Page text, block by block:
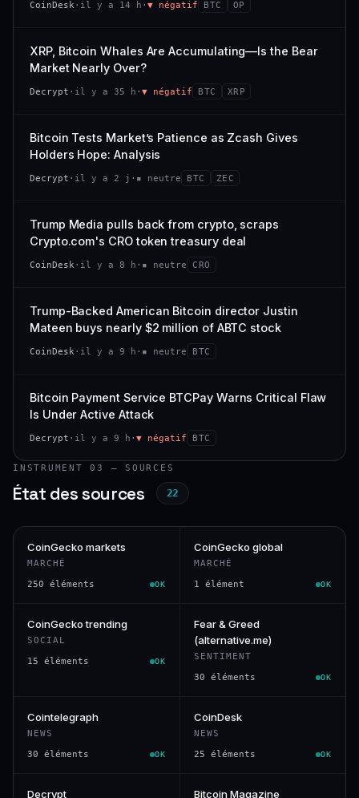
−0,1 % +0,1 %
−0,1 % #29
CONFIANCE
477 M$ 1 464 $
+0,6 % −3,6 %
−94,7 % #102
CONFIANCE
CoinDesk · il y a 14 h · ▼ négatif BTC OP
XRP, Bitcoin Whales Are Accumulating—Is the Bear
Market Nearly Over?
Decrypt · il y a 35 h · ▼ négatif BTC XRP
Bitcoin Tests Market’s Patience as Zcash Gives
Holders Hope: Analysis
Decrypt · il y a 2 j · ▪ neutre BTC ZEC
Trump Media pulls back from crypto, scraps
Crypto.com's CRO token treasury deal
CoinDesk · il y a 8 h · ▪ neutre CRO
Trump-Backed American Bitcoin director Justin
Mateen buys nearly $2 million of ABTC stock
CoinDesk · il y a 9 h · ▪ neutre BTC
Bitcoin Payment Service BTCPay Warns Critical Flaw
Is Under Active Attack
Decrypt · il y a 9 h · ▼ négatif BTC
INSTRUMENT 03 — SOURCES
État des sources 22
CoinGecko markets
MARCHÉ
250 éléments OK
CoinGecko global
MARCHÉ
1 élément OK
CoinGecko trending
SOCIAL
15 éléments OK
Fear & Greed
(alternative.me)
SENTIMENT
30 éléments OK
Cointelegraph
NEWS
30 éléments OK
CoinDesk
NEWS
25 éléments OK
Decrypt Bitcoin Magazine